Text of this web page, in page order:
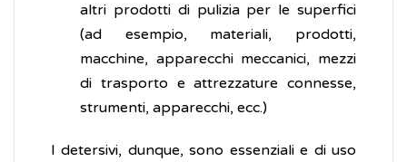
altri prodotti di pulizia per le superfici
(ad esempio, materiali, prodotti,
macchine, apparecchi meccanici, mezzi
di trasporto e attrezzature connesse,
strumenti, apparecchi, ecc.)
I detersivi, dunque, sono essenziali e di uso